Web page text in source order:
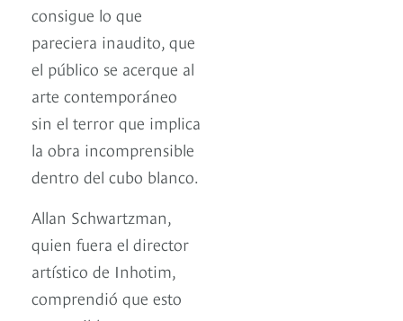
consigue lo que
pareciera inaudito, que
el público se acerque al
arte contemporáneo
sin el terror que implica
la obra incomprensible
dentro del cubo blanco.
Allan Schwartzman,
quien fuera el director
artístico de Inhotim,
comprendió que esto